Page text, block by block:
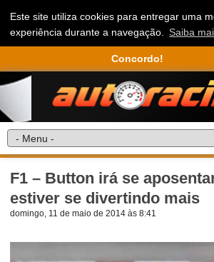
Este site utiliza cookies para entregar uma
experiência durante a navegação. Saiba
Concordo!
F1 – Button irá se
estiver se divertindo mais
domingo, 11 de maio de 2014 às 8:41